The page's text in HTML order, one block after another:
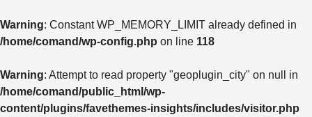
Warning: Constant WP_MEMORY_LIMIT already defined in
/home/comand/wp-config.php on line 118
Warning: Attempt to read property "geoplugin_city" on null in
/home/comand/public_html/wp-
content/plugins/favethemes-insights/includes/visitor.php